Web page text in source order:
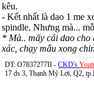
kêu.
- Kết nhất là dao 1 me
spindle. Nhưng mà...
* Mà.. mấy cái dao cho
xác, chạy mẫu xong
DT: O7837277II - CKD's
17 ds 3, Thạnh Mỹ Lợi, Q2,